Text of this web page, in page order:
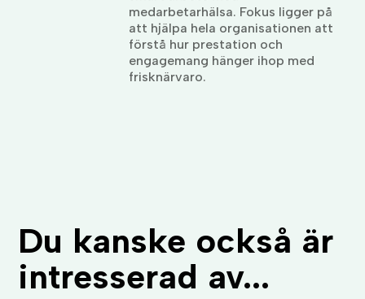
medarbetarhälsa. Fokus ligger på
att hjälpa hela organisationen att
förstå hur prestation och
engagemang hänger ihop med
frisknärvaro.
Du kanske också är
intresserad av...